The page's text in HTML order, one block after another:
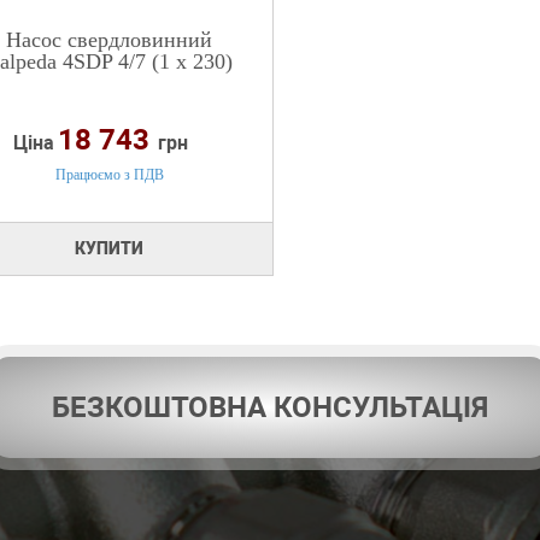
Насос свердловинний
4SDP 4/7 (1 х 230)
Ціна 18 743 грн
Працюємо з ПДВ
КУПИТИ
БЕЗКОШТОВНА КОНСУЛЬТАЦІЯ